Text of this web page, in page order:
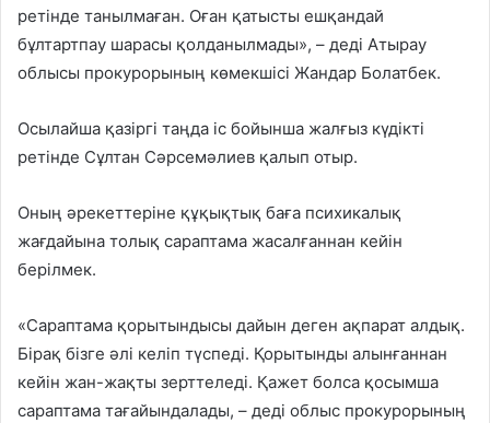
ретінде танылмаған. Оған қатысты ешқандай
бұлтартпау шарасы қолданылмады», – деді Атырау
облысы прокурорының көмекшісі Жандар Болатбек.
Осылайша қазіргі таңда іс бойынша жалғыз күдікті
ретінде Сұлтан Сәрсемәлиев қалып отыр.
Оның әрекеттеріне құқықтық баға психикалық
жағдайына толық сараптама жасалғаннан кейін
берілмек.
«Сараптама қорытындысы дайын деген ақпарат алдық.
Бірақ бізге әлі келіп түспеді. Қорытынды алынғаннан
кейін жан-жақты зерттеледі. Қажет болса қосымша
сараптама тағайындалады, – деді облыс прокурорының